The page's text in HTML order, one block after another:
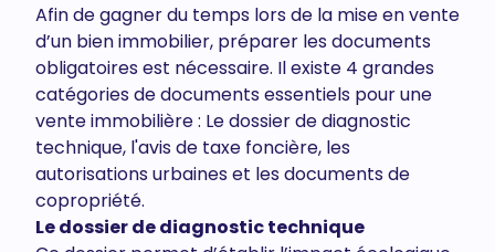
Afin de gagner du temps lors de la mise en vente
d’un bien immobilier, préparer les documents
obligatoires est nécessaire. Il existe 4 grandes
catégories de documents essentiels pour une
vente immobilière : Le dossier de diagnostic
technique, l'avis de taxe foncière, les
autorisations urbaines et les documents de
copropriété.
Le dossier de diagnostic technique